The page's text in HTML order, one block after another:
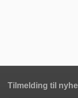
Tilmelding til